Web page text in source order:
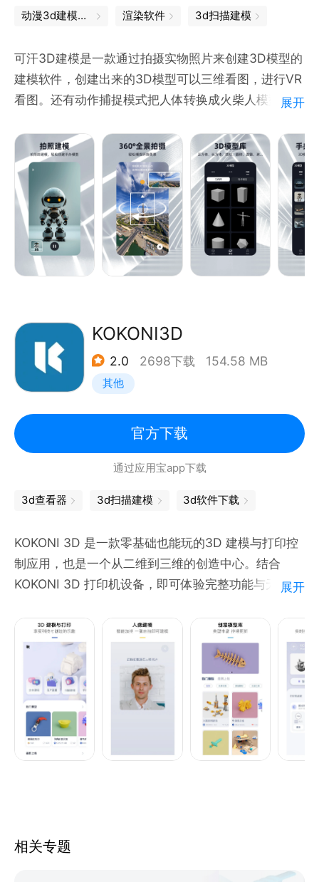
几何转换修改功能：复制，删除，移动，旋转，镜像和
图层管理功能，和传统CAD中图层概念一样，用来分
组管理几何模型。
支持导入和导出STEP，IGES和BREP 标准文件格式和
支持导出多边形数据格式STL和VRML。
动漫3d建模软件 渲染软件 3d扫描建模
可汗3D建模是一款通过拍摄实物照片来创建3D模型的
建模软件，创建出来的3D模型可以三维看图，进行VR
看图。还有动作捕捉模式把人体转换成火柴人模型。
格式，有助于提高建模效率；降低建模门槛，快来制作
3D模型，创建属于你自己的小小元宇宙。
现有功能：
1、创建3D模型：拍摄实物即可建模，生成3D模型；
2、动作捕捉：动态生成火柴人；
3、模型材质预览：360度VR三维看图；
展开
KOKONI3D
2.0 2698下载 154.58 MB
其他
官方下载
通过应用宝app下载
3d查看器 3d扫描建模 3d软件下载
KOKONI 3D 是一款零基础也能玩的3D 建模与打印控
制应用，也是一个从二维到三维的创造中心。结合
KOKONI 3D 打印机设备，即可体验完整功能与无限乐
【人像建模】
人工智能加持，一张自拍，即可生成你的专属人像模型
【推荐模型】
萌宠、建筑、实用小物……模型库创意无限，持续更新
【连网打印】
设备连网后，打印进度实时掌控，支持远程操作与多台
展开
相关专题